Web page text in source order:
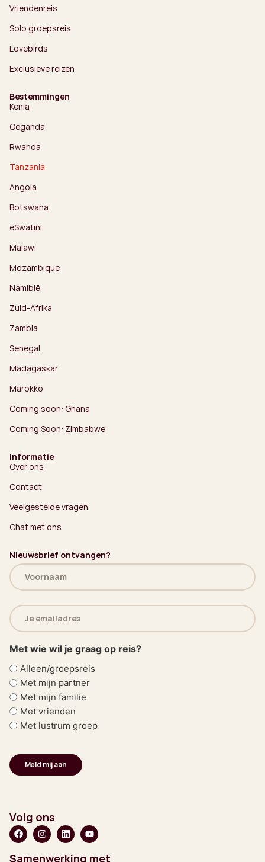
Vriendenreis
Solo groepsreis
Lovebirds
Exclusieve reizen
Bestemmingen
Kenia
Oeganda
Rwanda
Tanzania
Angola
Botswana
eSwatini
Malawi
Mozambique
Namibië
Zuid-Afrika
Zambia
Senegal
Madagaskar
Marokko
Coming soon: Ghana
Coming Soon: Zimbabwe
Informatie
Over ons
Contact
Veelgestelde vragen
Chat met ons
Nieuwsbrief ontvangen?
Naam
(Vereist)
E-
mailadres
(Vereist)
Met wie wil je graag op reis?
Alleen/groepsreis
Met mijn partner
Met mijn familie
Met vrienden
Met lustrum groep
Volg ons
Samenwerking met